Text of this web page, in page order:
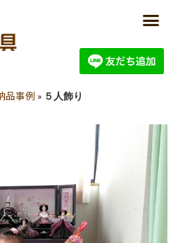
品事例 » ５人飾り